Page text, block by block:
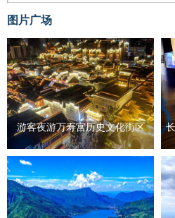
图片广场
游客夜游万寿宫历史文化街区